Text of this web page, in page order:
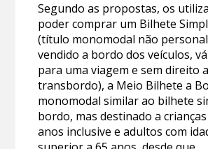
Segundo as propostas, os
poder comprar um Bilhete
(título monomodal não
vendido a bordo dos veículos,
para uma viagem e sem direito a
transbordo), a Meio Bilhete a
monomodal similar ao bilhete
bordo, mas destinado a
anos inclusive e adultos com